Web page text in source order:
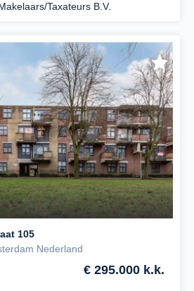
Taxateurs B.V.
105
Nederland
€ 295.000 k.k.